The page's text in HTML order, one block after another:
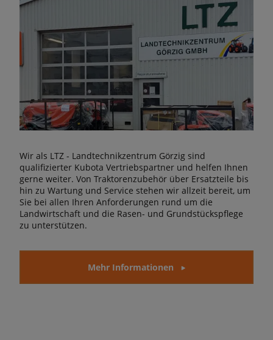
Wir als LTZ - Landtechnikzentrum Görzig sind
qualifizierter Kubota Vertriebspartner und helfen Ihnen
gerne weiter. Von Traktorenzubehör über Ersatzteile bis
hin zu Wartung und Service stehen wir allzeit bereit, um
Sie bei allen Ihren Anforderungen rund um die
Landwirtschaft und die Rasen- und Grundstückspflege
zu unterstützen.
Mehr Informationen